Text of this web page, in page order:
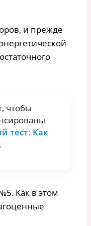
и прежде
чтобы
тест: Как
.
Как в этом